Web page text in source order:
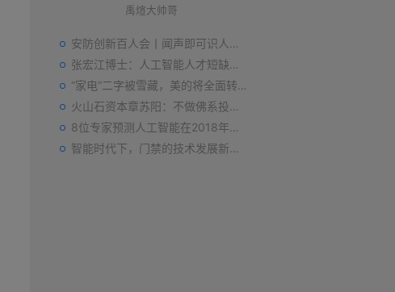
禹煊大帅哥
安防创新百人会丨闻声即可识人，虚拟诈骗的克星——声纹识别
张宏江博士：人工智能人才短缺是世界性问题
“家电”二字被雪藏，美的将全面转型智能制造？
火山石资本章苏阳：不做佛系投资人，为企业价值战斗到底
8位专家预测人工智能在2018年对我们的影响
智能时代下，门禁的技术发展新趋势